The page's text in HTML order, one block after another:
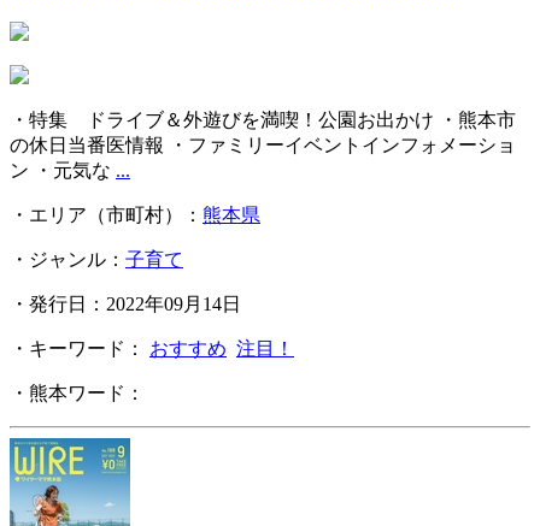
・特集 ドライブ＆外遊びを満喫！公園お出かけ ・熊本市
の休日当番医情報 ・ファミリーイベントインフォメーショ
ン ・元気な ...
・エリア（市町村）： 熊本県
・ジャンル： 子育て
・発行日：2022年09月14日
・キーワード： おすすめ 注目！
・熊本ワード：